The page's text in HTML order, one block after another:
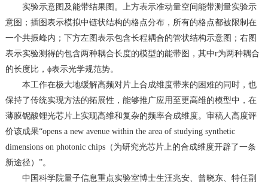
实验示意图及能带结果图。上方表示准动量空间能带测量实验示
意图；插图表示模拟中链状结构的格点分布，所有的格点都被限制在
一个共振峰内；下方左图表示包含长程耦合的管状结构示意图；右图
表示实验测得的包含两种耦合长度的模型的能带图，其中r为两种耦合
的长度比， ϕ表示光学规范势。
本工作在极大地缓解高频对片上合成维度带来的困难的同时，也
保持了传统实现方法的拓展性，能够推广应用至更高维的模型中，在
薄膜铌酸锂光芯片上实现高维和复杂的频率合成维度。审稿人高度评
价该成果“opens a new avenue within the area of studying synthetic
dimensions on photonic chips（为研究光芯片上的合成维度开辟了一条
新途径） ”。
中国科学院量子信息重点实验室博士生汪兆安、曾晓东、特任副